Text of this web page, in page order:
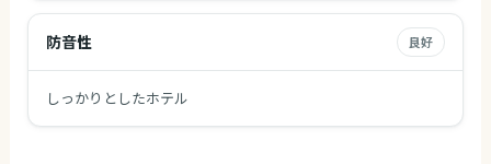
防音性 良好
しっかりとしたホテル